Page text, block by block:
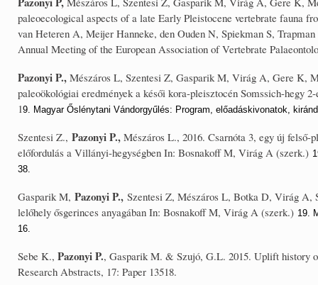
paleoecological aspects of a late Early Pleistocene vertebrate fauna
van Heteren A, Meijer Hanneke, den Ouden N, Spiekman S,
Annual Meeting of the European Association of Vertebrate
Pazonyi P., Mészáros L, Szentesi Z, Gasparik M, Virág A, Gere K,
paleoökológiai eredmények a késői kora-pleisztocén Somssich-
19. Magyar Őslénytani Vándorgyűlés: Program, előadáskivonatok,
Szentesi Z., Pazonyi P., Mészáros L., 2016. Csarnóta 3, egy új
előfordulás a Villányi-hegységben In: Bosnakoff M, Virág A (szerk.)
38.
Gasparik M, Pazonyi P., Szentesi Z, Mészáros L, Botka D, Virág A,
lelőhely ősgerinces anyagában In: Bosnakoff M, Virág A (szerk.) 19.
16.
Sebe K., Pazonyi P., Gasparik M. & Szujó, G.L. 2015. Uplift history
Research Abstracts, 17: Paper 13518.